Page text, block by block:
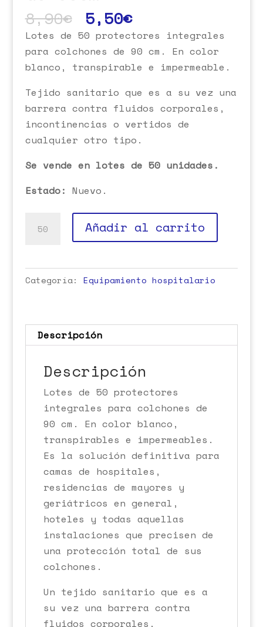
8,90€ 5,50€
Lotes de 50 protectores integrales
para colchones de 90 cm. En color
blanco, transpirable e impermeable.
Tejido sanitario que es a su vez una
barrera contra fluidos corporales,
incontinencias o vertidos de
cualquier otro tipo.
Se vende en lotes de 50 unidades.
Estado: Nuevo.
de
90cm
Añadir al carrito
Categoría: Equipamiento hospitalario
Descripción
Descripción
Lotes de 50 protectores
integrales para colchones de
90 cm. En color blanco,
transpirables e impermeables.
Es la solución definitiva para
camas de hospitales,
residencias de mayores y
geriátricos en general,
hoteles y todas aquellas
instalaciones que precisen de
una protección total de sus
colchones.
Un tejido sanitario que es a
su vez una barrera contra
fluidos corporales,